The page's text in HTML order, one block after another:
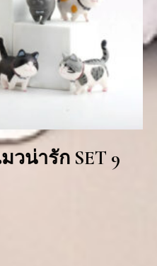
น่ารัก SET 9